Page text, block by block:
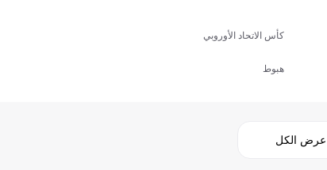
كأس الاتحاد الأوروبي
هبوط
عرض الكل